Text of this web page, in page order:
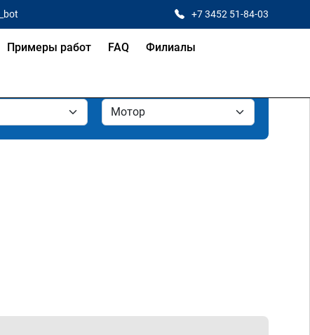
+7 3452 51-84-03
Примеры работ FAQ Филиалы